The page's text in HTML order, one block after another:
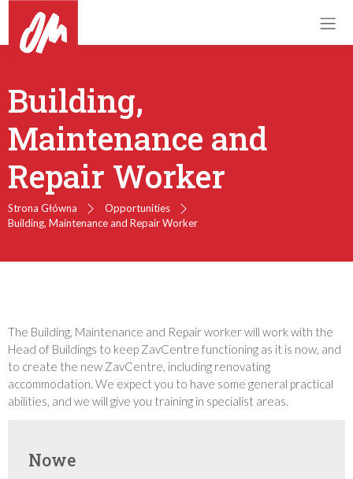
Building,
Maintenance and
Repair Worker
Strona Główna
Opportunities
Building, Maintenance and Repair Worker
The Building, Maintenance and Repair worker will work with the
Head of Buildings to keep ZavCentre functioning as it is now, and
to create the new ZavCentre, including renovating
accommodation. We expect you to have some general practical
abilities, and we will give you training in specialist areas.
Nowe